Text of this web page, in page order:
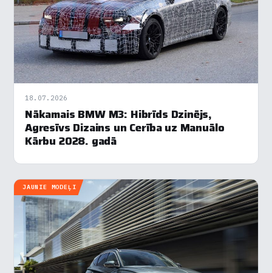
18.07.2026
Nākamais BMW M3: Hibrīds Dzinējs,
Agresīvs Dizains un Cerība uz Manuālo
Kārbu 2028. gadā
JAUNIE MODEĻI